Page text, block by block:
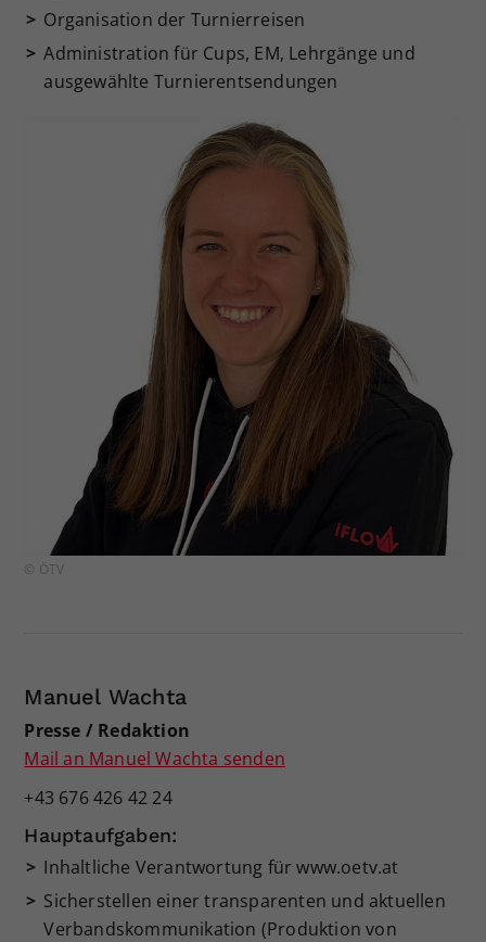
Organisation der Turnierreisen
Administration für Cups, EM, Lehrgänge und
ausgewählte Turnierentsendungen
© ÖTV
Manuel Wachta
Presse / Redaktion
Mail an Manuel Wachta senden
+43 676 426 42 24
Hauptaufgaben:
Inhaltliche Verantwortung für www.oetv.at
Sicherstellen einer transparenten und aktuellen
Verbandskommunikation (Produktion von